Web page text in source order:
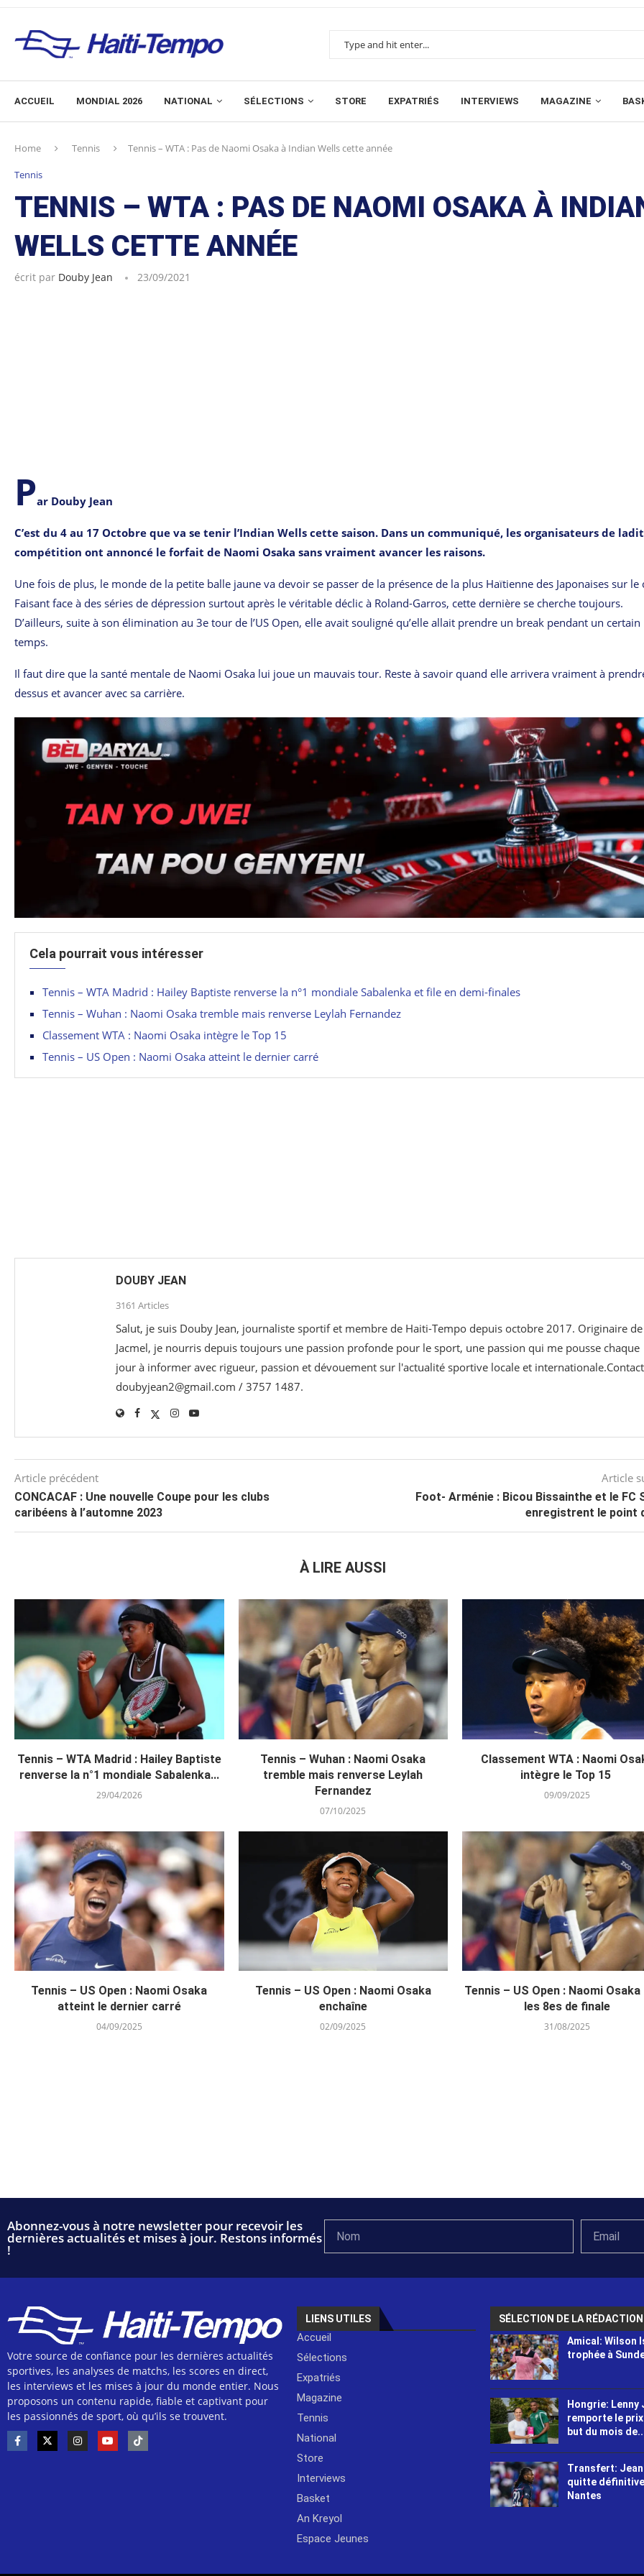
ACCUEIL MONDIAL 2026 NATIONAL SÉLECTIONS STORE EXPATRIÉS INTERVIEWS MAGAZINE
Home Tennis Tennis – WTA : Pas de Naomi Osaka à Indian Wells cette année
Tennis
TENNIS – WTA : PAS DE NAOMI OSAKA À
WELLS CETTE ANNÉE
écrit par Douby Jean 23/09/2021
Par Douby Jean
C’est du 4 au 17 Octobre que va se tenir l’Indian Wells cette saison. Dans un communiqué, les organisateurs de
compétition ont annoncé le forfait de Naomi Osaka sans vraiment avancer les raisons.
Une fois de plus, le monde de la petite balle jaune va devoir se passer de la présence de la plus Haïtienne des Japonaises sur le
Faisant face à des séries de dépression surtout après le véritable déclic à Roland-Garros, cette dernière se cherche toujours.
D’ailleurs, suite à son élimination au 3e tour de l’US Open, elle avait souligné qu’elle allait prendre un break pendant un certain
temps.
Il faut dire que la santé mentale de Naomi Osaka lui joue un mauvais tour. Reste à savoir quand elle arrivera vraiment à
dessus et avancer avec sa carrière.
Cela pourrait vous intéresser
Tennis – WTA Madrid : Hailey Baptiste renverse la n°1 mondiale Sabalenka et file en demi-finales
Tennis – Wuhan : Naomi Osaka tremble mais renverse Leylah Fernandez
Classement WTA : Naomi Osaka intègre le Top 15
Tennis – US Open : Naomi Osaka atteint le dernier carré
DOUBY JEAN
3161 Articles
Salut, je suis Douby Jean, journaliste sportif et membre de Haiti-Tempo depuis octobre 2017. Originaire de
Jacmel, je nourris depuis toujours une passion profonde pour le sport, une passion qui me pousse chaque
jour à informer avec rigueur, passion et dévouement sur l'actualité sportive locale et
doubyjean2@gmail.com / 3757 1487.
Article précédent
CONCACAF : Une nouvelle Coupe pour les clubs
caribéens à l’automne 2023
Article
Foot- Arménie : Bicou Bissainthe et le FC
enregistrent le point
À LIRE AUSSI
Tennis – WTA Madrid : Hailey Baptiste
renverse la n°1 mondiale Sabalenka...
29/04/2026
Tennis – Wuhan : Naomi Osaka
tremble mais renverse Leylah
Fernandez
07/10/2025
Classement WTA : Naomi
intègre le Top 15
09/09/2025
Tennis – US Open : Naomi Osaka
atteint le dernier carré
04/09/2025
Tennis – US Open : Naomi Osaka
enchaîne
02/09/2025
Tennis – US Open : Naomi
les 8es de finale
31/08/2025
Abonnez-vous à notre newsletter pour recevoir les
dernières actualités et mises à jour. Restons informés
!
Votre source de confiance pour les dernières actualités
sportives, les analyses de matchs, les scores en direct,
les interviews et les mises à jour du monde entier. Nous
proposons un contenu rapide, fiable et captivant pour
les passionnés de sport, où qu’ils se trouvent.
LIENS UTILES
Accueil
Sélections
Expatriés
Magazine
Tennis
National
Store
Interviews
Basket
An Kreyol
Espace Jeunes
SÉLECTION DE LA RÉDACTION
Amical: Wilson
trophée à
Hongrie: Lenny
remporte le
but du mois
Transfert:
quitte
Nantes